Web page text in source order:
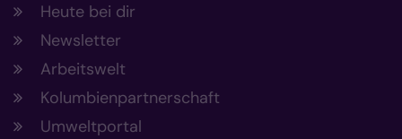
Heute bei dir
Newsletter
Arbeitswelt
Kolumbienpartnerschaft
Umweltportal